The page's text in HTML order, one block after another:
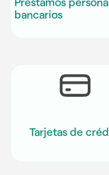
bancarios
Tarjetas de